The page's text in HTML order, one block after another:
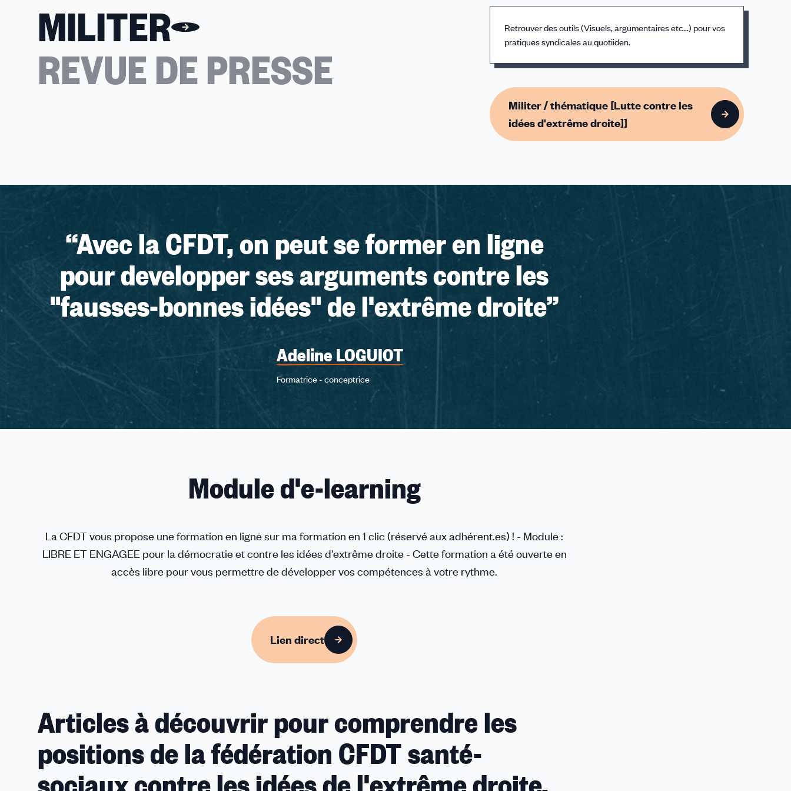
MILITER
REVUE DE PRESSE
Retrouver des outils (Visuels, argumentaires etc...) pour vos
pratiques syndicales au quotiiden.
Militer / thématique [Lutte contre les
idées d'extrême droite]]
Avec la CFDT, on peut se former en ligne
pour developper ses arguments contre les
"fausses-bonnes idées" de l'extrême droite
Adeline LOGUIOT
Formatrice - conceptrice
Module d'e-learning
La CFDT vous propose une formation en ligne sur ma formation en 1 clic (réservé aux adhérent.es) ! - Module :
LIBRE ET ENGAGEE pour la démocratie et contre les idées d'extrême droite - Cette formation a été ouverte en
accès libre pour vous permettre de développer vos compétences à votre rythme.
Lien direct
Articles à découvrir pour comprendre les
positions de la fédération CFDT santé-
sociaux contre les idées de l'extrême droite.